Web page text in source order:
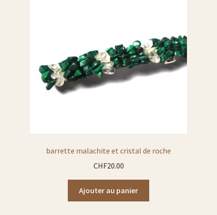
barrette malachite et cristal de roche
CHF20.00
Ajouter au panier